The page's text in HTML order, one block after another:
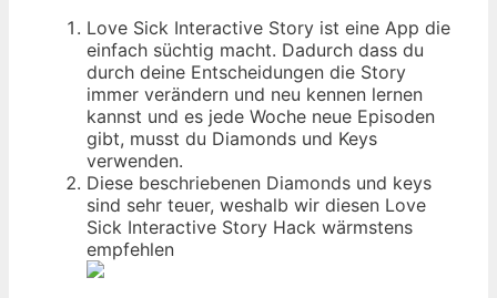
Love Sick Interactive Story ist eine App die
einfach süchtig macht. Dadurch dass du
durch deine Entscheidungen die Story
immer verändern und neu kennen lernen
kannst und es jede Woche neue Episoden
gibt, musst du Diamonds und Keys
verwenden.
Diese beschriebenen Diamonds und keys
sind sehr teuer, weshalb wir diesen Love
Sick Interactive Story Hack wärmstens
empfehlen